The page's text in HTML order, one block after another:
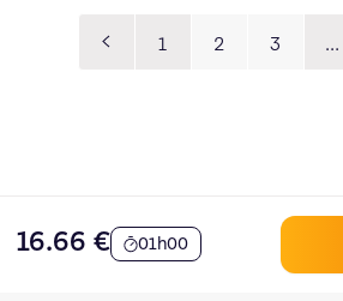
1 2 3 …
16.66 € 01h00